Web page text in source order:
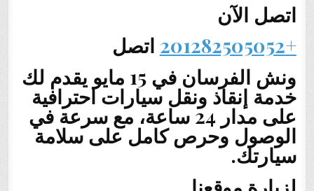
اتصل الآن
+201282505052
اتصل
ونش الفرسان في 15 مايو يقدم لك
خدمة إنقاذ ونقل سيارات احترافية
على مدار 24 ساعة، مع سرعة في
الوصول وحرص كامل على سلامة
سيارتك.